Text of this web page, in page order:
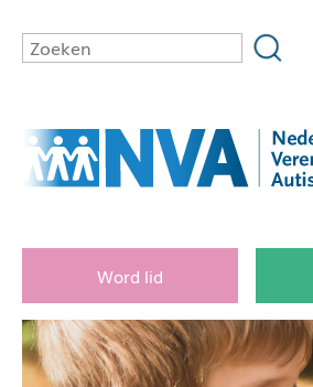
Word lid